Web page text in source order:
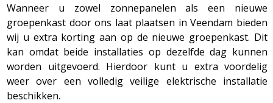
Wanneer u zowel zonnepanelen als een nieuwe
groepenkast door ons laat plaatsen in Veendam bieden
wij u extra korting aan op de nieuwe groepenkast. Dit
kan omdat beide installaties op dezelfde dag kunnen
worden uitgevoerd. Hierdoor kunt u extra voordelig
weer over een volledig veilige elektrische installatie
beschikken.